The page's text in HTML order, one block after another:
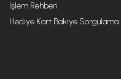
İşlem Rehberi
Hediye Kart Bakiye Sorgulama